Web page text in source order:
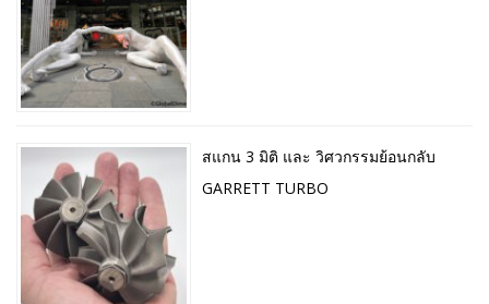
สแกน 3 มิติ และ วิศวกรรมย้อนกลับ
GARRETT TURBO